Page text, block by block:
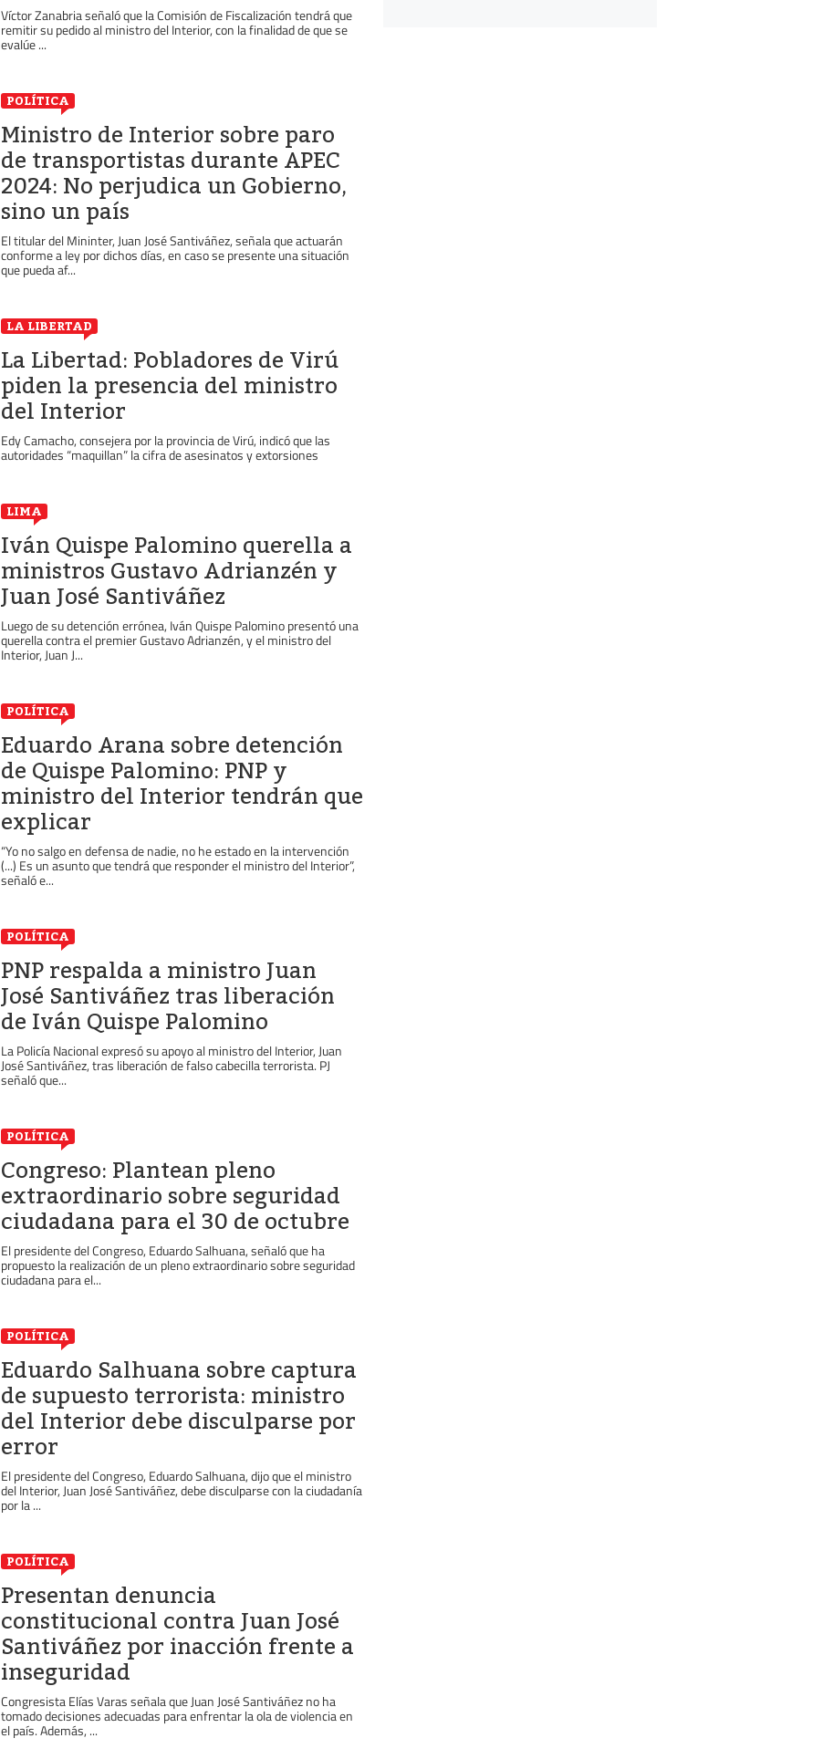
Víctor Zanabria señaló que la Comisión de Fiscalización tendrá que
remitir su pedido al ministro del Interior, con la finalidad de que se
evalúe ...
POLÍTICA
Ministro de Interior sobre paro
de transportistas durante APEC
2024: No perjudica un Gobierno,
sino un país
El titular del Mininter, Juan José Santiváñez, señala que actuarán
conforme a ley por dichos días, en caso se presente una situación
que pueda af...
LA LIBERTAD
La Libertad: Pobladores de Virú
piden la presencia del ministro
del Interior
Edy Camacho, consejera por la provincia de Virú, indicó que las
autoridades “maquillan” la cifra de asesinatos y extorsiones
LIMA
Iván Quispe Palomino querella a
ministros Gustavo Adrianzén y
Juan José Santiváñez
Luego de su detención errónea, Iván Quispe Palomino presentó una
querella contra el premier Gustavo Adrianzén, y el ministro del
Interior, Juan J...
POLÍTICA
Eduardo Arana sobre detención
de Quispe Palomino: PNP y
ministro del Interior tendrán que
explicar
“Yo no salgo en defensa de nadie, no he estado en la intervención
(...) Es un asunto que tendrá que responder el ministro del Interior”,
señaló e...
POLÍTICA
PNP respalda a ministro Juan
José Santiváñez tras liberación
de Iván Quispe Palomino
La Policía Nacional expresó su apoyo al ministro del Interior, Juan
José Santiváñez, tras liberación de falso cabecilla terrorista. PJ
señaló que...
POLÍTICA
Congreso: Plantean pleno
extraordinario sobre seguridad
ciudadana para el 30 de octubre
El presidente del Congreso, Eduardo Salhuana, señaló que ha
propuesto la realización de un pleno extraordinario sobre seguridad
ciudadana para el...
POLÍTICA
Eduardo Salhuana sobre captura
de supuesto terrorista: ministro
del Interior debe disculparse por
error
El presidente del Congreso, Eduardo Salhuana, dijo que el ministro
del Interior, Juan José Santiváñez, debe disculparse con la ciudadanía
por la ...
POLÍTICA
Presentan denuncia
constitucional contra Juan José
Santiváñez por inacción frente a
inseguridad
Congresista Elías Varas señala que Juan José Santiváñez no ha
tomado decisiones adecuadas para enfrentar la ola de violencia en
el país. Además, ...